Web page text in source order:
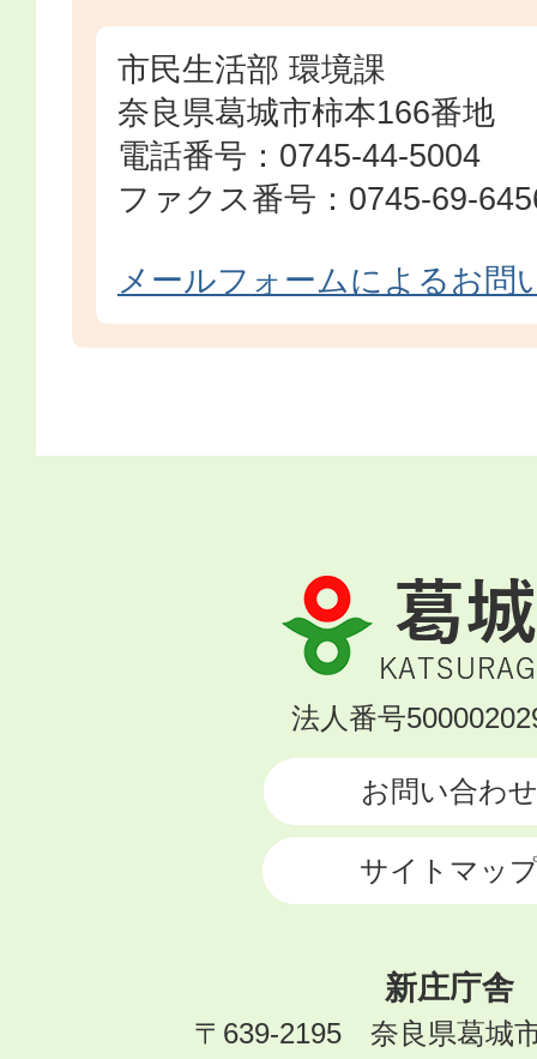
市民生活部 環境課
奈良県葛城市柿本166番地
電話番号：0745-44-5004
ファクス番号：0745-69-
メールフォームによるお問
葛
城
市
KATSURAGI
法人番号
お問い合わせ
サイトマッ
新庄庁舎
〒639-2195 奈良県葛城